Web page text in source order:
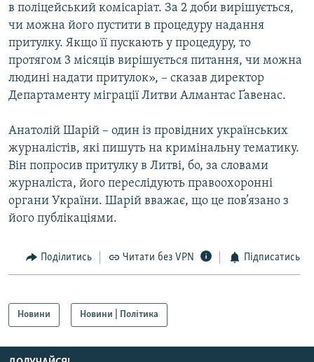
Усі сайти RFE/RL
в поліцейський комісаріат. За 2 доби вирішується,
чи можна його пустити в процедуру надання
притулку. Якщо її пускають у процедуру, то
протягом 3 місяців вирішується питання, чи можна
людині надати притулок», – сказав директор
Департаменту міграції Литви Алмантас Ґавенас.
Анатолій Шарій – один із провідних українських
журналістів, які пишуть на кримінальну тематику.
Він попросив притулку в Литві, бо, за словами
журналіста, його переслідують правоохоронні
органи України. Шарій вважає, що це пов’язано з
його публікаціями.
Поділитись Читати без VPN Підписатись
Новини Новини | Політика